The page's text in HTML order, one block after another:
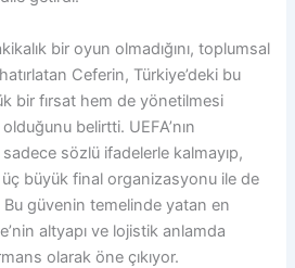
bir oyun olmadığını, toplumsal
Ceferin, Türkiye’deki bu
bir fırsat hem de yönetilmesi
belirtti. UEFA’nın
sözlü ifadelerle kalmayıp,
üç büyük final organizasyonu ile de
güvenin temelinde yatan en
altyapı ve lojistik anlamda
olarak öne çıkıyor.